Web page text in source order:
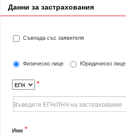
Данни за застрахования
Съвпада със заявителя
Физическо лице Юридическо лице
*
Име*